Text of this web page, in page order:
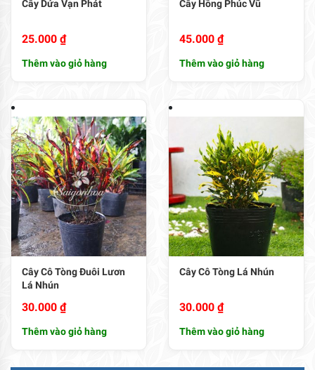
Cây Dứa Vạn Phát
25.000 ₫
Thêm vào giỏ hàng
Cây Hồng Phúc Vũ
45.000 ₫
Thêm vào giỏ hàng
Cây Cô Tòng Đuôi Lươn
Lá Nhún
30.000 ₫
Thêm vào giỏ hàng
Cây Cô Tòng Lá Nhún
30.000 ₫
Thêm vào giỏ hàng